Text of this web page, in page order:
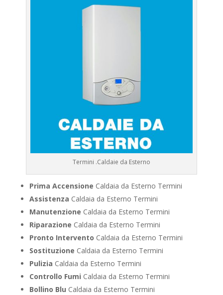
Termini .Caldaie da Esterno
Prima Accensione Caldaia da Esterno Termini
Assistenza Caldaia da Esterno Termini
Manutenzione Caldaia da Esterno Termini
Riparazione Caldaia da Esterno Termini
Pronto Intervento Caldaia da Esterno Termini
Sostituzione Caldaia da Esterno Termini
Pulizia Caldaia da Esterno Termini
Controllo Fumi Caldaia da Esterno Termini
Bollino Blu Caldaia da Esterno Termini